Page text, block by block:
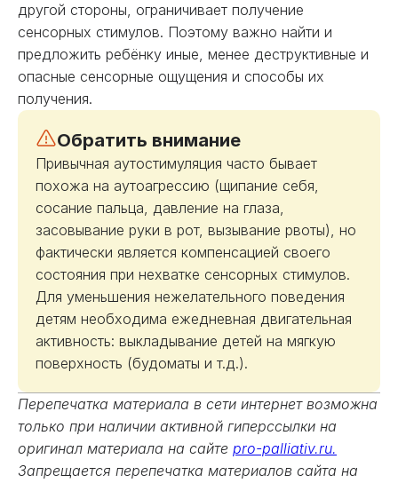
другой стороны, ограничивает получение
сенсорных стимулов. Поэтому важно найти и
предложить ребёнку иные, менее деструктивные и
опасные сенсорные ощущения и способы их
получения.
Обратить внимание
Привычная аутостимуляция часто бывает
похожа на аутоагрессию (щипание себя,
сосание пальца, давление на глаза,
засовывание руки в рот, вызывание рвоты), но
фактически является компенсацией своего
состояния при нехватке сенсорных стимулов.
Для уменьшения нежелательного поведения
детям необходима ежедневная двигательная
активность: выкладывание детей на мягкую
поверхность (будоматы и т.д.).
Перепечатка материала в сети интернет возможна
только при наличии активной гиперссылки на
оригинал материала на сайте pro-palliativ.ru.
Запрещается перепечатка материалов сайта на